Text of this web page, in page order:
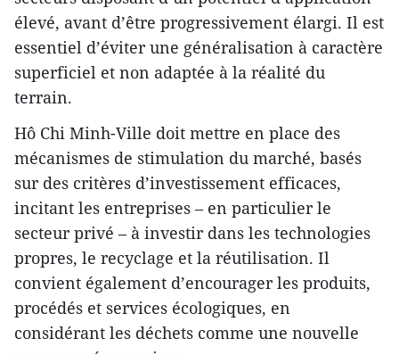
élevé, avant d’être progressivement élargi. Il est
essentiel d’éviter une généralisation à caractère
superficiel et non adaptée à la réalité du
terrain.
Hô Chi Minh-Ville doit mettre en place des
mécanismes de stimulation du marché, basés
sur des critères d’investissement efficaces,
incitant les entreprises – en particulier le
secteur privé – à investir dans les technologies
propres, le recyclage et la réutilisation. Il
convient également d’encourager les produits,
procédés et services écologiques, en
considérant les déchets comme une nouvelle